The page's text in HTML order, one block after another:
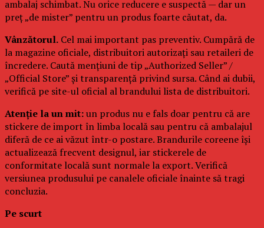
ambalaj schimbat. Nu orice reducere e suspectă — dar un
preț „de mister” pentru un produs foarte căutat, da.
Vânzătorul. Cel mai important pas preventiv. Cumpără de
la magazine oficiale, distribuitori autorizați sau retaileri de
încredere. Caută mențiuni de tip „Authorized Seller” /
„Official Store” și transparență privind sursa. Când ai dubii,
verifică pe site-ul oficial al brandului lista de distribuitori.
Atenție la un mit:un produs nu e fals doar pentru că are
stickere de import în limba locală sau pentru că ambalajul
diferă de ce ai văzut într-o postare. Brandurile coreene își
actualizează frecvent designul, iar stickerele de
conformitate locală sunt normale la export. Verifică
versiunea produsului pe canalele oficiale înainte să tragi
concluzia.
Pe scurt